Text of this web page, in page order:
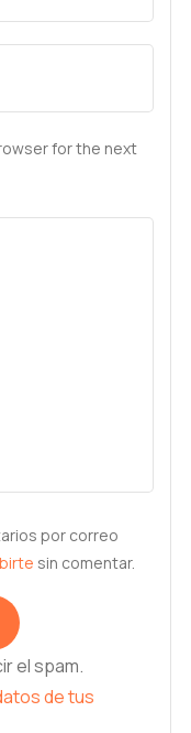
for the next
por correo
sin comentar.
el spam.
de tus